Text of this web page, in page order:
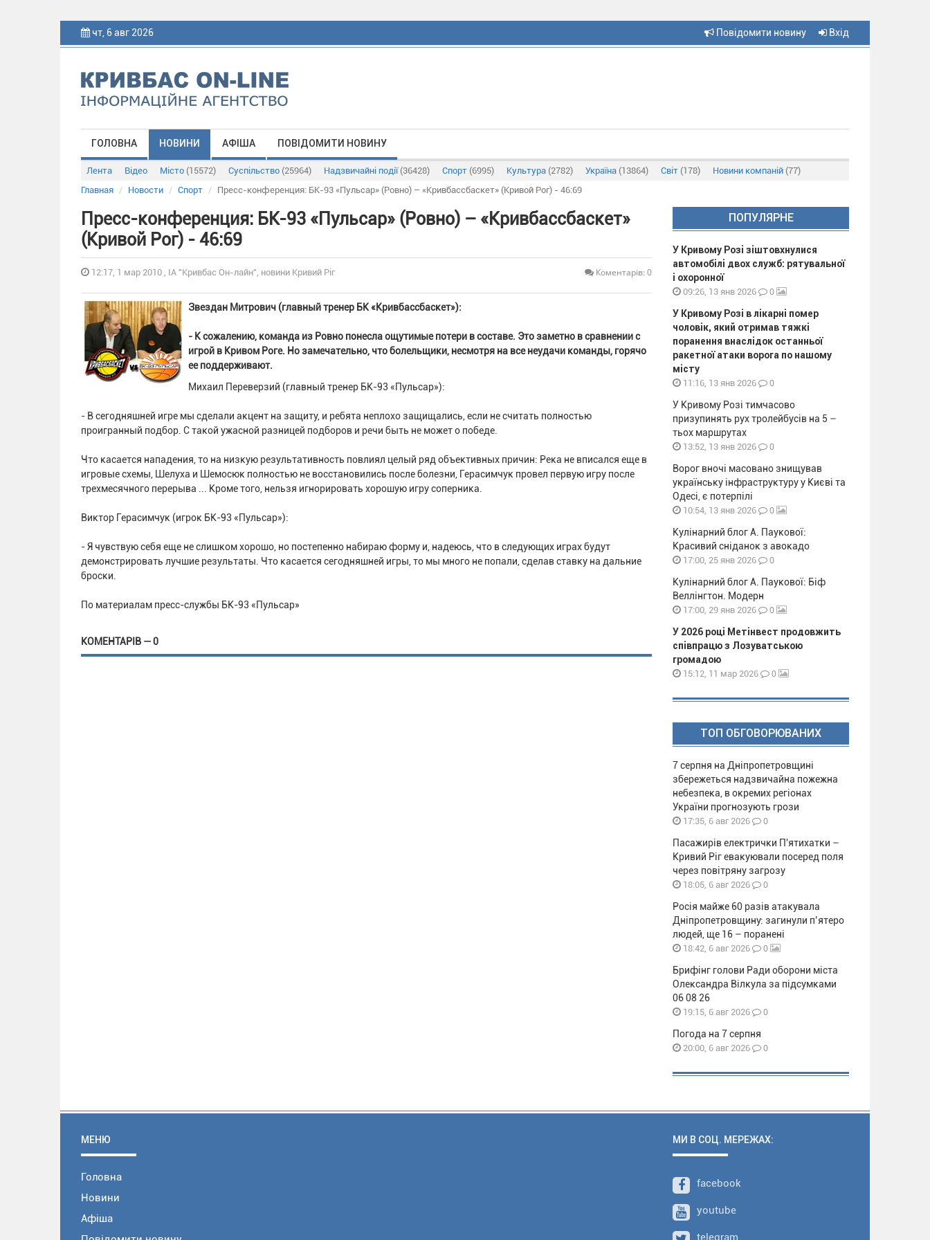
чт, 6 авг 2026 Повідомити новину Вхід
ГОЛОВНА НОВИНИ АФІША ПОВІДОМИТИ НОВИНУ
Лента Відео Місто (15572) Суспільство (25964) Надзвичайні події (36428) Спорт (6995) Культура (2782) Україна (13864) Світ (178) Новини компаній (77)
Главная
Новости Спорт Пресс-конференция: БК-93 «Пульсар» (Ровно) – «Кривбассбаскет» (Кривой Рог) - 46:69
Пресс-конференция: БК-93 «Пульсар» (Ровно) – «Кривбассбаскет»
(Кривой Рог) - 46:69
12:17, 1 мар 2010 , ІА "Кривбас Он-лайн", новини Кривий Ріг Коментарів: 0
Звездан Митрович (главный тренер БК «Кривбассбаскет»):
- К сожалению, команда из Ровно понесла ощутимые потери в составе. Это заметно в сравнении с
игрой в Кривом Роге. Но замечательно, что болельщики, несмотря на все неудачи команды, горячо
ее поддерживают.
Михаил Переверзий (главный тренер БК-93 «Пульсар»):
- В сегодняшней игре мы сделали акцент на защиту, и ребята неплохо защищались, если не считать полностью
проигранный подбор. С такой ужасной разницей подборов и речи быть не может о победе.
Что касается нападения, то на низкую результативность повлиял целый ряд объективных причин: Река не вписался еще в
игровые схемы, Шелуха и Шемосюк полностью не восстановились после болезни, Герасимчук провел первую игру после
трехмесячного перерыва ... Кроме того, нельзя игнорировать хорошую игру соперника.
Виктор Герасимчук (игрок БК-93 «Пульсар»):
- Я чувствую себя еще не слишком хорошо, но постепенно набираю форму и, надеюсь, что в следующих играх будут
демонстрировать лучшие результаты. Что касается сегодняшней игры, то мы много не попали, сделав ставку на дальние
броски.
По материалам пресс-службы БК-93 «Пульсар»
КОМЕНТАРІВ — 0
ПОПУЛЯРНЕ
У Кривому Розі зіштовхнулися
автомобілі двох служб: рятувальної
і охоронної
09:26, 13 янв 2026 0
У Кривому Розі в лікарні помер
чоловік, який отримав тяжкі
поранення внаслідок останньої
ракетної атаки ворога по нашому
місту
11:16, 13 янв 2026 0
У Кривому Розі тимчасово
призупинять рух тролейбусів на 5 –
тьох маршрутах
13:52, 13 янв 2026 0
Ворог вночі масовано знищував
українську інфраструктуру у Києві та
Одесі, є потерпілі
10:54, 13 янв 2026 0
Кулінарний блог А. Паукової:
Красивий сніданок з авокадо
17:00, 25 янв 2026 0
Кулінарний блог А. Паукової: Біф
Веллінгтон. Модерн
17:00, 29 янв 2026 0
У 2026 році Метінвест продовжить
співпрацю з Лозуватською
громадою
15:12, 11 мар 2026 0
ТОП ОБГОВОРЮВАНИХ
7 серпня на Дніпропетровщині
збережеться надзвичайна пожежна
небезпека, в окремих регіонах
України прогнозують грози
17:35, 6 авг 2026 0
Пасажирів електрички П'ятихатки –
Кривий Ріг евакуювали посеред поля
через повітряну загрозу
18:05, 6 авг 2026 0
Росія майже 60 разів атакувала
Дніпропетровщину: загинули п’ятеро
людей, ще 16 – поранені
18:42, 6 авг 2026 0
Брифінг голови Ради оборони міста
Олександра Вілкула за підсумками
06 08 26
19:15, 6 авг 2026 0
Погода на 7 серпня
20:00, 6 авг 2026 0
МЕНЮ
Головна
Новини
Афіша
МИ В СОЦ. МЕРЕЖАХ:
facebook
youtube
telegram